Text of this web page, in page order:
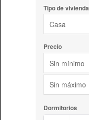
Tipo de vivienda
Casa
Precio
Sin mínimo
Sin máximo
Dormitorios